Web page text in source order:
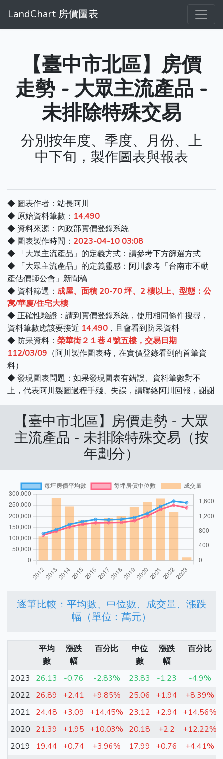
LandChart 房價圖表
【臺中市北區】房價
走勢 - 大眾主流產品 -
未排除特殊交易
分別按年度、季度、月份、上
中下旬，製作圖表與報表
◆ 圖表作者：站長阿川
◆ 原始資料筆數： 14,490
◆ 資料來源：內政部實價登錄系統
◆ 圖表製作時間： 2023-04-10 03:08
◆ 「大眾主流產品」的定義方式：請參考下方篩選方式
◆ 「大眾主流產品」的定義靈感：阿川參考「台南市不動
產估價師公會」新聞稿
◆ 資料篩選： 成屋、面積 20-70 坪、2 樓以上、型態：公
寓/華廈/住宅大樓
◆ 正確性驗證：請到實價登錄系統，使用相同條件搜尋，
資料筆數應該要接近 14,490 ，且會看到防呆資料
◆ 防呆資料： 榮華街２１巷４號五樓，交易日期
112/03/09 （阿川製作圖表時，在實價登錄看到的首筆資
料）
◆ 發現圖表問題：如果發現圖表有錯誤、資料筆數對不
上，代表阿川製圖過程手殘、失誤，請聯絡阿川回報，謝謝
【臺中市北區】房價走勢 - 大眾
主流產品 - 未排除特殊交易（按
年劃分）
逐筆比較：平均數、中位數、成交量、漲跌
幅（單位：萬元）
平均
數
漲跌
幅
百分比
中位
數
漲跌
幅
百分比
2023 26.13 -0.76 -2.83% 23.83 -1.23
-4.9%
2022 26.89 +2.41 +9.85% 25.06 +1.94 +8.39%
2021 24.48 +3.09 +14.45% 23.12 +2.94 +14.56%
2020 21.39 +1.95 +10.03% 20.18 +2.2 +12.22%
2019
19.44 +0.74 +3.96% 17.99 +0.76 +4.41%